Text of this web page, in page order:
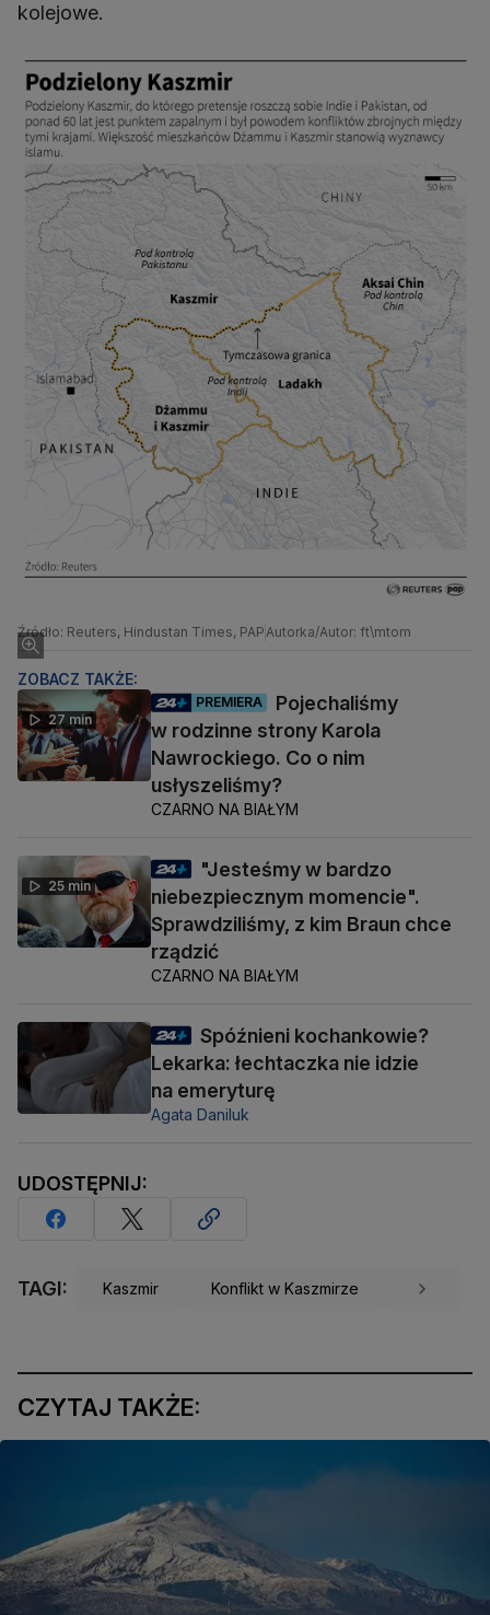
kolejowe.
Źródło: Reuters, Hindustan Times, PAP Autorka/Autor: ft\mtom
ZOBACZ TAKŻE:
27 min
PREMIERA
Pojechaliśmy
w rodzinne strony Karola
Nawrockiego. Co o nim
usłyszeliśmy?
CZARNO NA BIAŁYM
25 min
"Jesteśmy w bardzo
niebezpiecznym momencie".
Sprawdziliśmy, z kim Braun chce
rządzić
CZARNO NA BIAŁYM
Spóźnieni kochankowie?
Lekarka: łechtaczka nie idzie
na emeryturę
Agata Daniluk
UDOSTĘPNIJ:
TAGI: Kaszmir Konflikt w Kaszmirze
CZYTAJ TAKŻE: